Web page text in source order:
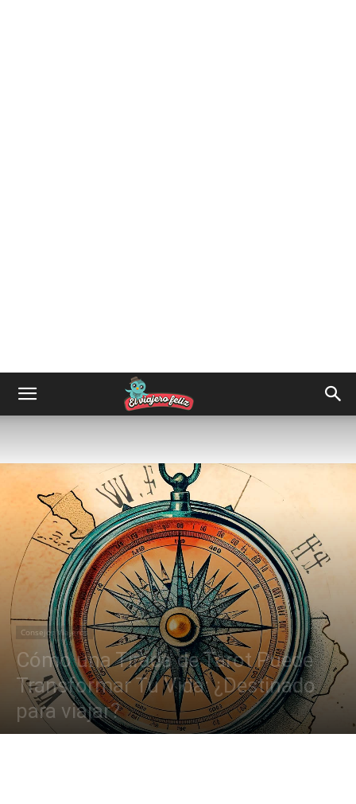
Consejos Viajeros
Cómo una Tirada de Tarot Puede
Transformar Tu Vida: ¿Destinado
para viajar?